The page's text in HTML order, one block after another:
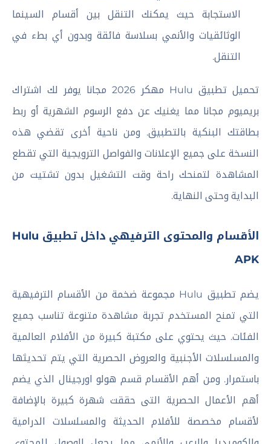
الاستجابة حيث يمكنك التنقل بين أقسام السينما
الوثائقيات والأنمي بسلاسة فائقة وبدون أي بطء في
التنقل.
تحميل تطبيق Hulu مهكر 2026 مجانا يوفر لك اشتراك
بريميوم مجانا مما يغنيك عن دفع الرسوم الشهرية أو ربط
بطاقتك البنكية بالتطبيق. ومن ناحية أخرى تقضي هذه
النسخة على جميع الإعلانات والفواصل الترويجية التي تقطع
المشاهدة لتمنحك راحة وقت التشغيل بدون تشتيت من
البداية وحتى النهاية.
الأقسام والمحتوى الترفيهي داخل تطبيق Hulu
APK
يضم تطبيق Hulu مجموعة ضخمة من الأقسام الترفيهية
التي تمنح المستخدم تجربة مشاهدة متنوعة تناسب جميع
الفئات. حيث يحتوي على مكتبة كبيرة من الأفلام العالمية
والمسلسلات الأجنبية والعروض الحصرية التي يتم تحديثها
باستمرار. ومن أهم الأقسام قسم هولو اورجينال الذي يضم
أهم الأعمال الحصرية التى حققت شهرة كبيرة بالإضافة
لأقسام مخصصة للأفلام الحديثة والمسلسلات الدرامية